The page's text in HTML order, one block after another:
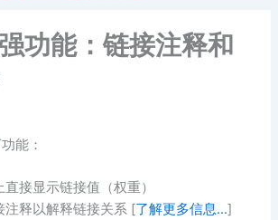
功能：链接注释和
能：
接显示链接值（权重）
注释以解释链接关系 [了解更多信息…]